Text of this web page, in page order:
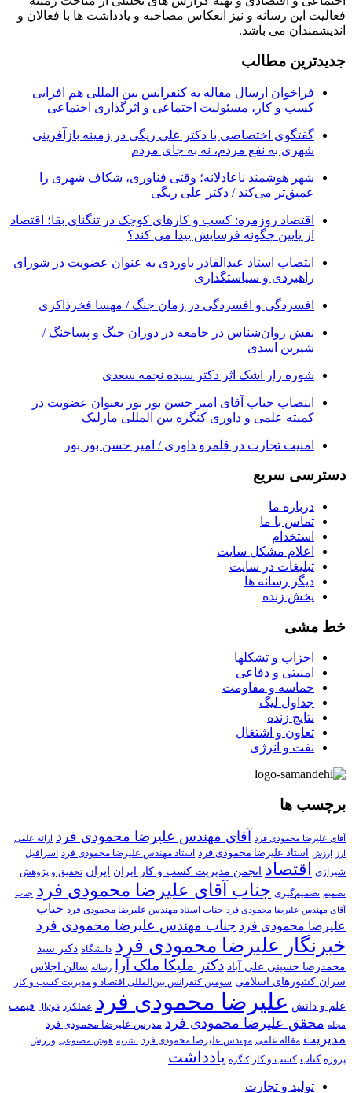
فعالیت این رسانه و نیز انعکاس مصاحبه و یادداشت ها با فعالان و
اندیشمندان می باشد.
جدیدترین مطالب
فراخوان ارسال مقاله به کنفرانس بین المللی هم افزایی
کسب و کار، مسئولیت اجتماعی و اثرگذاری اجتماعی
گفتگوی اختصاصی با دکتر علی ریگی در زمینه بازآفرینی
شهری به نفع مردم، نه به جای مردم
شهر هوشمند ناعادلانه؛ وقتی فناوری، شکاف شهری را
عمیق‌تر می‌کند / دکتر علی ریگی
اقتصاد روزمره: کسب‌ و کارهای کوچک در تنگنای بقا؛ اقتصاد
از پایین چگونه فرسایش پیدا می کند؟
انتصاب استاد عبدالقادر باوردی به عنوان عضویت در شورای
راهبردی و سیاستگذاری
افسردگی و افسردگی در زمان جنگ / مهسا فخرذاکری
نقش روان‌شناس در جامعه در دوران جنگ و پساجنگ /
شیرین اسدی
شوره زار اشک اثر دکتر سیده نجمه سعدی
انتصاب جناب آقای امیر حسن بور بور بعنوان عضویت در
کمیته علمی و داوری کنگره بین المللی مارلیک
امنیت تجارت در قلمرو داوری / امیر حسن بور بور
دسترسی سریع
درباره ما
تماس با ما
استخدام
اعلام مشکل سایت
تبلیغات در سایت
ديگر رسانه ها
پخش زنده
خط مشی
احزاب و تشکلها
امنیتی و دفاعی
حماسه و مقاومت
جداول لیگ
نتایج زنده
تعاون و اشتغال
نفت و انرژی
برچسب ها
آقای علیرضا محمودی فرد آقای مهندس علیرضا محمودی فرد
ارائه علمی
ارز
ارزش استاد علیرضا محمودی فرد استاد مهندس علیرضا محمودی فرد
اسرافیل
شیرازی اقتصاد انجمن مدیریت کسب و کار ایران ایران تحقیق و پژوهش
تصمیم تصمیم‌گیری جناب آقای علیرضا محمودی فرد جناب
آقای مهندس علیرضا محمودی فرد جناب استاد مهندس علیرضا محمودی فرد جناب
علیرضا محمودی فرد جناب مهندس علیرضا محمودی فرد
خبرنگار علیرضا محمودی فرد دانشگاه دکتر سید
محمدرضا حسینی علی آباد دکتر ملیکا ملک آرا رساله سالن اجلاس
سران کشورهای اسلامی سومین کنفرانس بین‌المللی اقتصاد و مدیریت کسب و کار
علم و دانش علیرضا محمودی فرد عملکرد فوتبال قیمت
مجله محقق علیرضا محمودی فرد مدرس علیرضا محمودی فرد
مدیریت مقاله علمی مهندس علیرضا محمودی فرد نشریه هوش مصنوعی ورزش
پروژه کتاب کسب و کار کنگره یادداشت
تولید و تجارت